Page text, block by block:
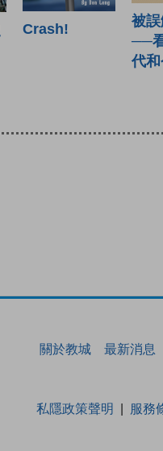
Crash!
被誤
──
代
關於教城 最新消息
私隱政策聲明 服務